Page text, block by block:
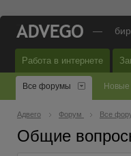
—
Работа в интернете
Все форумы
Адвего Форум Все
Общие